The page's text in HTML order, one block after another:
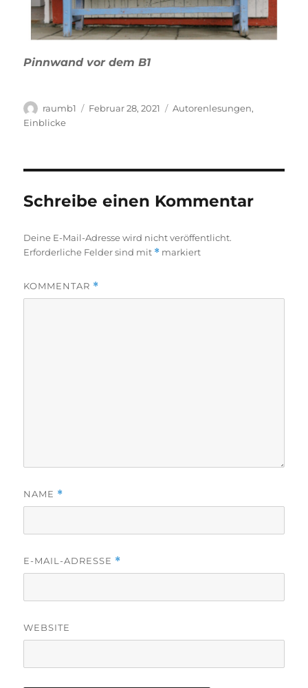
Pinnwand vor dem B1
Autor
raumb1
Veröffentlicht
Februar 28, 2021 Kategorien
Autorenlesungen,
Einblicke
Schreibe einen Kommentar
Deine E-Mail-Adresse wird nicht veröffentlicht.
Erforderliche Felder sind mit * markiert
KOMMENTAR *
NAME *
E-MAIL-ADRESSE *
WEBSITE